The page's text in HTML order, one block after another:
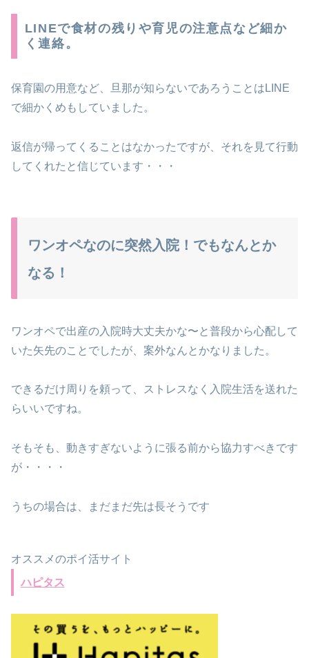
LINEで食材の残りや育児の注意点など細か
く連絡。
保育園の用意など、旦那が知らないであろうことはLINE
で細かくめもしていました。
返信が帰ってくることはなかったですが、それを見て行動
してくれたと信じています・・・
ワンオペなのに突然入院！でもなんとか
なる！
ワンオペで出産の入院時大丈夫かな〜と普段から心配して
いた矢先のことでしたが、案外なんとかなりました。
できるだけ周りを頼って、ストレスなく入院生活を送れた
らいいですね。
そもそも、動きすぎないように張る前から協力すべきです
が・・・・
うちの場合は、まだまだ先は長そうです
オススメのポイ活サイト
ハピタス